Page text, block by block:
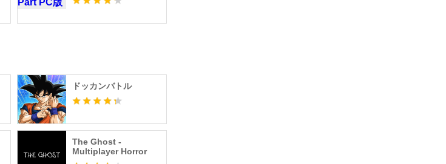
ドッカンバトル
The Ghost -
Multiplayer Horror